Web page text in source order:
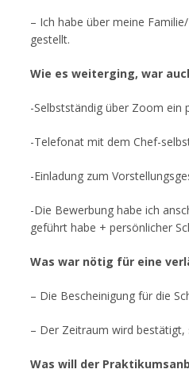
– Ich habe über meine
gestellt.
Wie es weiterging, war
-Selbstständig über Zoom ein
-Telefonat mit dem Chef-
-Einladung zum
-Die Bewerbung habe ich
geführt habe + persönlicher
Was war nötig für eine
– Die Bescheinigung für die
– Der Zeitraum wird bestätigt,
Was will der